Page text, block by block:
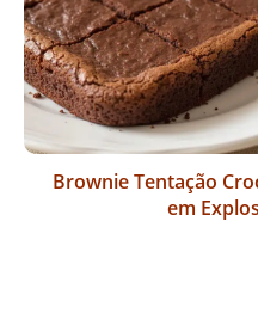
Brownie Tentação
em